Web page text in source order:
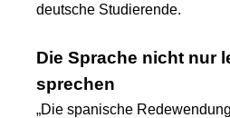
deutsche Studierende.
Die Sprache nicht nur
sprechen
„Die spanische